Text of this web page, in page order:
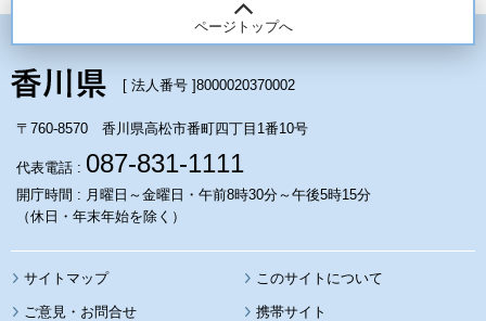
ページトップへ
[ 法人番号 ]8000020370002
〒760-8570 香川県高松市番町四丁目1番10号
代表電話 : 087-831-1111
開庁時間 : 月曜日～金曜日・午前8時30分～午後5時15分
（休日・年末年始を除く）
サイトマップ このサイトについて
携帯サイト